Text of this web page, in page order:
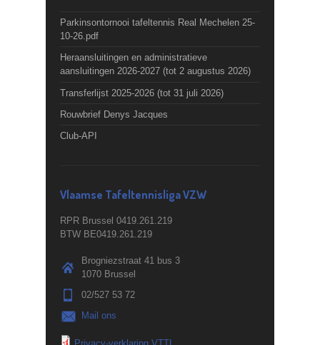
Parkinsontornooi tafeltennis Real Mechelen 25-
10-26.pdf
Heraansluitingen en administratieve
aansluitingen 2026-2027 (tot 2 augustus 2026)
Transferlijst 2025-2026 (tot 31 juli 2026)
Rouwbrief Denys Jacques
Club-API
Vlaamse Tafeltennisliga VZW
RPR Brussel 0419.261.219
BTW BE0419.261.219
Brogniezstraat 41 bus 3
1070 Brussel
02/527 53 72
Mail ons